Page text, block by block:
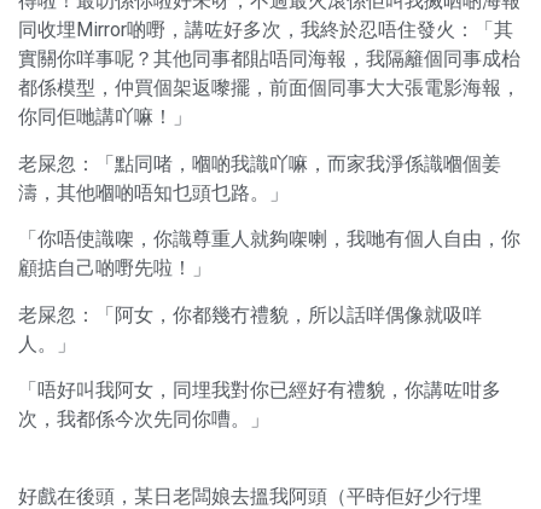
同收埋Mirror啲嘢，講咗好多次，我終於忍唔住發火：「其
實關你咩事呢？其他同事都貼唔同海報，我隔籬個同事成枱
都係模型，仲買個架返嚟擺，前面個同事大大張電影海報，
你同佢哋講吖嘛！」
老屎忽：「點同啫，嗰啲我識吖嘛，而家我淨係識嗰個姜
濤，其他嗰啲唔知乜頭乜路。」
「你唔使識㗎，你識尊重人就夠㗎喇，我哋有個人自由，你
顧掂自己啲嘢先啦！」
老屎忽：「阿女，你都幾冇禮貌，所以話咩偶像就吸咩
人。」
「唔好叫我阿女，同埋我對你已經好有禮貌，你講咗咁多
次，我都係今次先同你嘈。」
好戲在後頭，某日老闆娘去搵我阿頭（平時佢好少行埋